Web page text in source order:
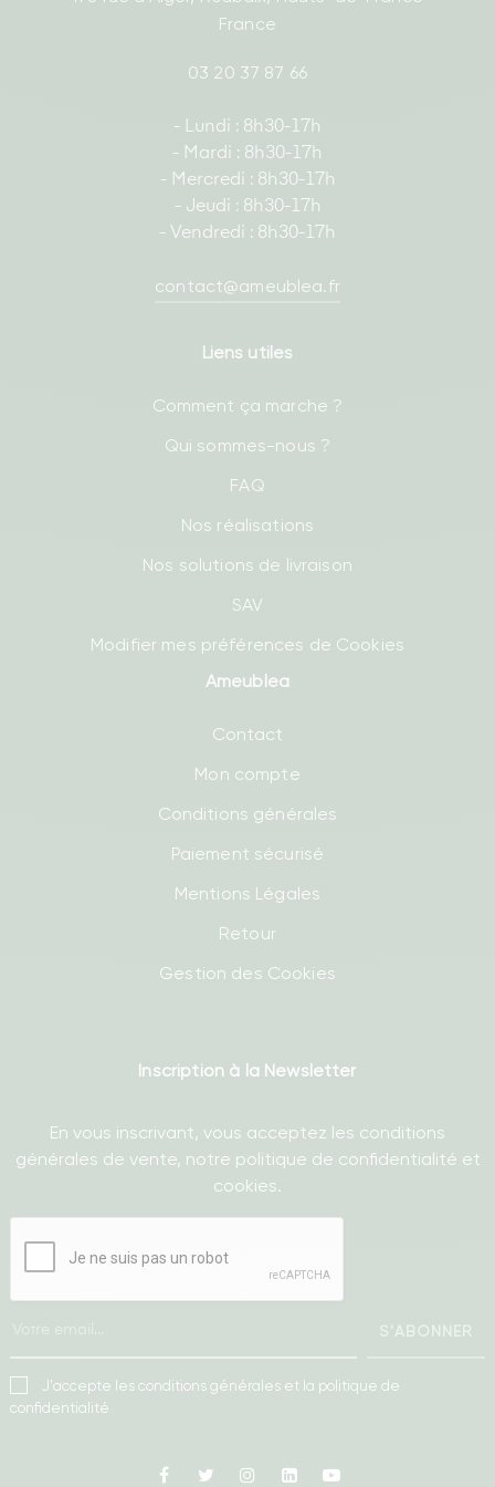
France
03 20 37 87 66
- Lundi : 8h30-17h
- Mardi : 8h30-17h
- Mercredi : 8h30-17h
- Jeudi : 8h30-17h
- Vendredi : 8h30-17h
contact@ameublea.fr
Liens utiles
Comment ça marche ?
Qui sommes-nous ?
FAQ
Nos réalisations
Nos solutions de livraison
SAV
Modifier mes préférences de Cookies
Ameublea
Contact
Mon compte
Conditions générales
Paiement sécurisé
Mentions Légales
Retour
Gestion des Cookies
Inscription à la Newsletter
En vous inscrivant, vous acceptez les conditions
générales de vente, notre politique de confidentialité et
cookies.
S'ABONNER
J'accepte les conditions générales et la politique de
confidentialité
Facebook
Twitter InstagramLinkedin